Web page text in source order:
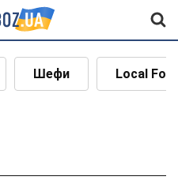
Шефи Local